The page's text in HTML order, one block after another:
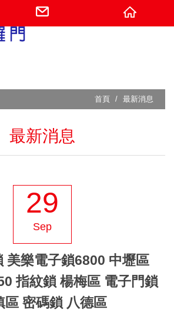
網站名稱
首頁 最新消息
最新消息
29
Sep
美樂電子鎖6800 中壢區
指紋鎖 楊梅區 電子門鎖
區 密碼鎖 八德區